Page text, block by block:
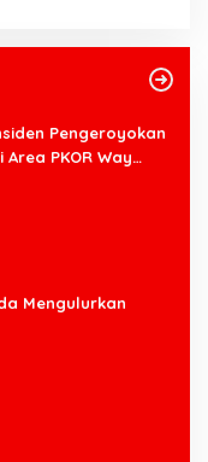
Pengeroyokan
PKOR Way
Mengulurkan